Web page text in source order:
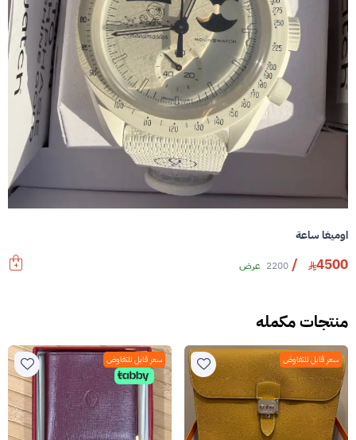
اوميغا ساعة
4500
/
2200 عرض
منتجات مكمله
سعر قابل للتفاوض سعر قابل للتفاوض